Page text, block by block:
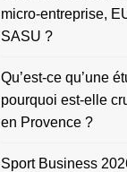
micro-entreprise,
SASU ?
Qu’est-ce qu’une
pourquoi est-elle
en Provence ?
Sport Business